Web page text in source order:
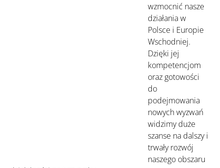
wzmocnić nasze
działania w
Polsce i Europie
Wschodniej.
Dzięki jej
kompetencjom
oraz gotowości
do
podejmowania
nowych wyzwań
widzimy duże
szanse na dalszy i
trwały rozwój
naszego obszaru